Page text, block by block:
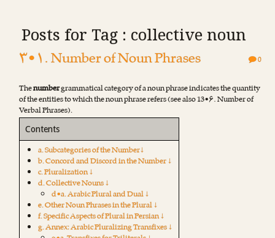
Posts for Tag : collective noun
۳•۱. Number of Noun Phrases 0
Thenumbergrammatical category of a noun phrase indicates the quantity
of the entities to which the noun phrase refers (see also 13•۶. Number of
Verbal Phrases).
Contents
a. Subcategories of the Number↓
b. Concord and Discord in the Number ↓
c. Pluralization ↓
d. Collective Nouns ↓
d•a. Arabic Plural and Dual ↓
e. Other Noun Phrases in the Plural ↓
f. Specific Aspects of Plural in Persian ↓
g. Annex: Arabic Pluralizing Transfixes ↓